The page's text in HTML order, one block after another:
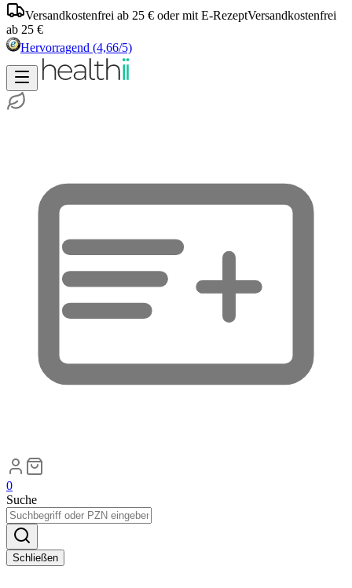
Versandkostenfrei ab 25 € oder mit E-RezeptVersandkostenfrei
ab 25 €
Hervorragend (4,66/5)
0
Suche
Schließen